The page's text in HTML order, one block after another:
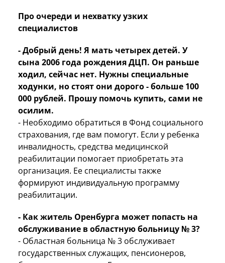
Про очереди и нехватку узких
специалистов
- Добрый день! Я мать четырех детей. У
сына 2006 года рождения ДЦП. Он раньше
ходил, сейчас нет. Нужны специальные
ходунки, но стоят они дорого - больше 100
000 рублей. Прошу помочь купить, сами не
осилим.
- Необходимо обратиться в Фонд социального
страхования, где вам помогут. Если у ребенка
инвалидность, средства медицинской
реабилитации помогает приобретать эта
организация. Ее специалисты также
формируют индивидуальную программу
реабилитации.
- Как житель Оренбурга может попасть на
обслуживание в областную больницу № 3?
- Областная больница № 3 обслуживает
государственных служащих, пенсионеров,